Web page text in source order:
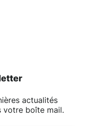
actualités
votre boîte mail.